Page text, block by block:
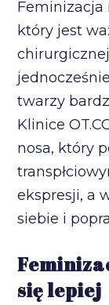
Feminizacja
który jest
twarzy
Klinice
nosa, który
ekspresji, a
siebie i
się lepiej